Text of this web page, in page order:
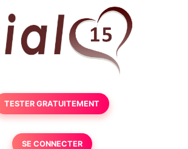
TESTER GRATUITEMENT
SE CONNECTER